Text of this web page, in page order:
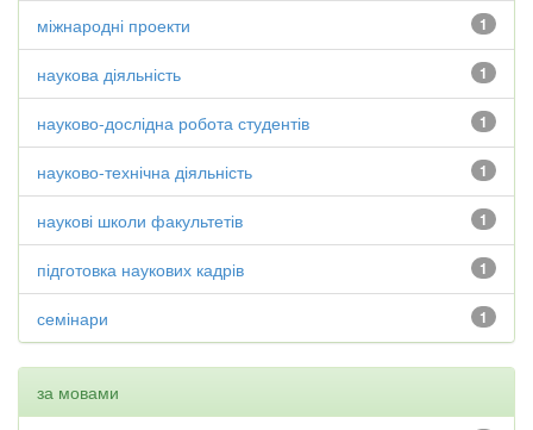
1
міжнародні проекти
1
наукова діяльність
1
науково-дослідна робота студентів
1
науково-технічна діяльність
1
наукові школи факультетів
1
підготовка наукових кадрів
1
семінари
за мовами